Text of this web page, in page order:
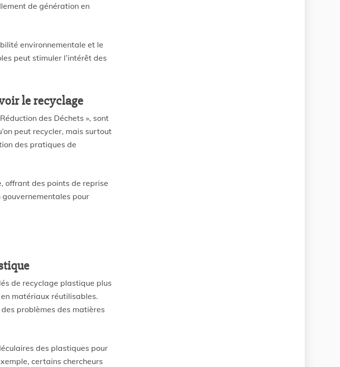
de génération en
environnementale et le
peut stimuler l’intérêt des
le recyclage
des Déchets », sont
peut recycler, mais surtout
des pratiques de
offrant des points de reprise
pour
de recyclage plastique plus
matériaux réutilisables.
problèmes des matières
des plastiques pour
certains chercheurs